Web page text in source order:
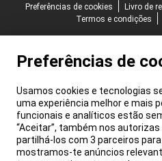
Preferências de cookies
Livro de
Termos e condições
Preferências de
Usamos cookies e tecnologias
uma experiência melhor e mais
funcionais e analíticos estão
“Aceitar”, também nos
partilhá-los com 3 parceiros
mostramos-te anúncios